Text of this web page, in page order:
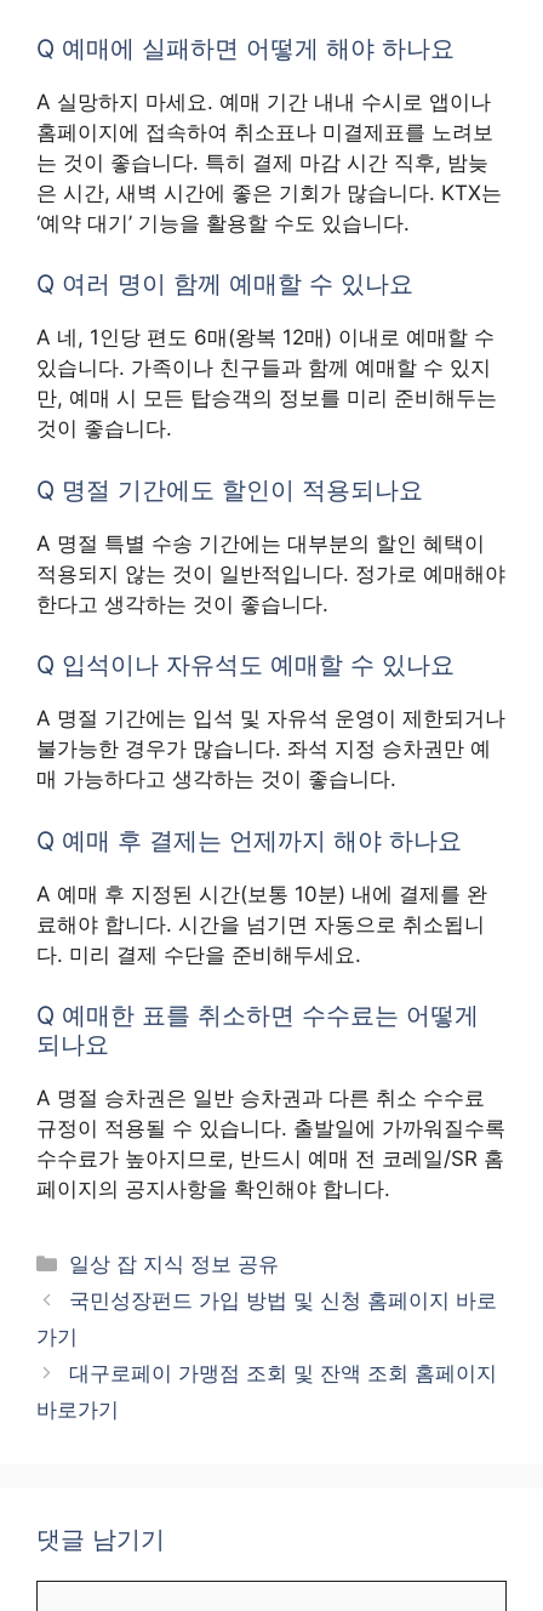
Q 예매에 실패하면 어떻게 해야 하나요
A 실망하지 마세요. 예매 기간 내내 수시로 앱이나
홈페이지에 접속하여 취소표나 미결제표를 노려보
는 것이 좋습니다. 특히 결제 마감 시간 직후, 밤늦
은 시간, 새벽 시간에 좋은 기회가 많습니다. KTX는
‘예약 대기’ 기능을 활용할 수도 있습니다.
Q 여러 명이 함께 예매할 수 있나요
A 네, 1인당 편도 6매(왕복 12매) 이내로 예매할 수
있습니다. 가족이나 친구들과 함께 예매할 수 있지
만, 예매 시 모든 탑승객의 정보를 미리 준비해두는
것이 좋습니다.
Q 명절 기간에도 할인이 적용되나요
A 명절 특별 수송 기간에는 대부분의 할인 혜택이
적용되지 않는 것이 일반적입니다. 정가로 예매해야
한다고 생각하는 것이 좋습니다.
Q 입석이나 자유석도 예매할 수 있나요
A 명절 기간에는 입석 및 자유석 운영이 제한되거나
불가능한 경우가 많습니다. 좌석 지정 승차권만 예
매 가능하다고 생각하는 것이 좋습니다.
Q 예매 후 결제는 언제까지 해야 하나요
A 예매 후 지정된 시간(보통 10분) 내에 결제를 완
료해야 합니다. 시간을 넘기면 자동으로 취소됩니
다. 미리 결제 수단을 준비해두세요.
Q 예매한 표를 취소하면 수수료는 어떻게
되나요
A 명절 승차권은 일반 승차권과 다른 취소 수수료
규정이 적용될 수 있습니다. 출발일에 가까워질수록
수수료가 높아지므로, 반드시 예매 전 코레일/SR 홈
페이지의 공지사항을 확인해야 합니다.
카
테
리
일상 잡 지식 정보 공유
국민성장펀드 가입 방법 및 신청 홈페이지 바로
가기
대구로페이 가맹점 조회 및 잔액 조회 홈페이지
바로가기
댓글 남기기